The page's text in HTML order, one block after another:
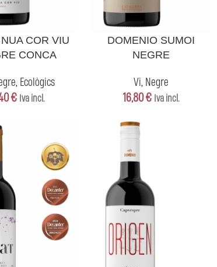
COR VIU
CONCA
, Ecològics
€ Iva incl.
AFEGEIX A LA CISTELLA
DOMENIO SUMOI
NEGRE
Vi, Negre
16,80€ Iva incl.